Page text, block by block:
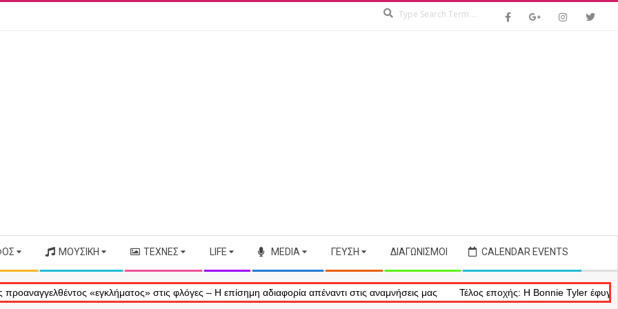
ΜΟΥΣΙΚΉ ΤΈΧΝΕΣ LIFE MEDIA ΓΕΎΣΗ ΔΙΑΓΩΝΙΣΜΟΊ CALENDAR EVENTS
«εγκλήματος» στις φλόγες – Η επίσημη αδιαφορία απέναντι στις αναμνήσεις μας Τέλος εποχής: Η Bonnie Tyler έφυγε από τη ζωή στα